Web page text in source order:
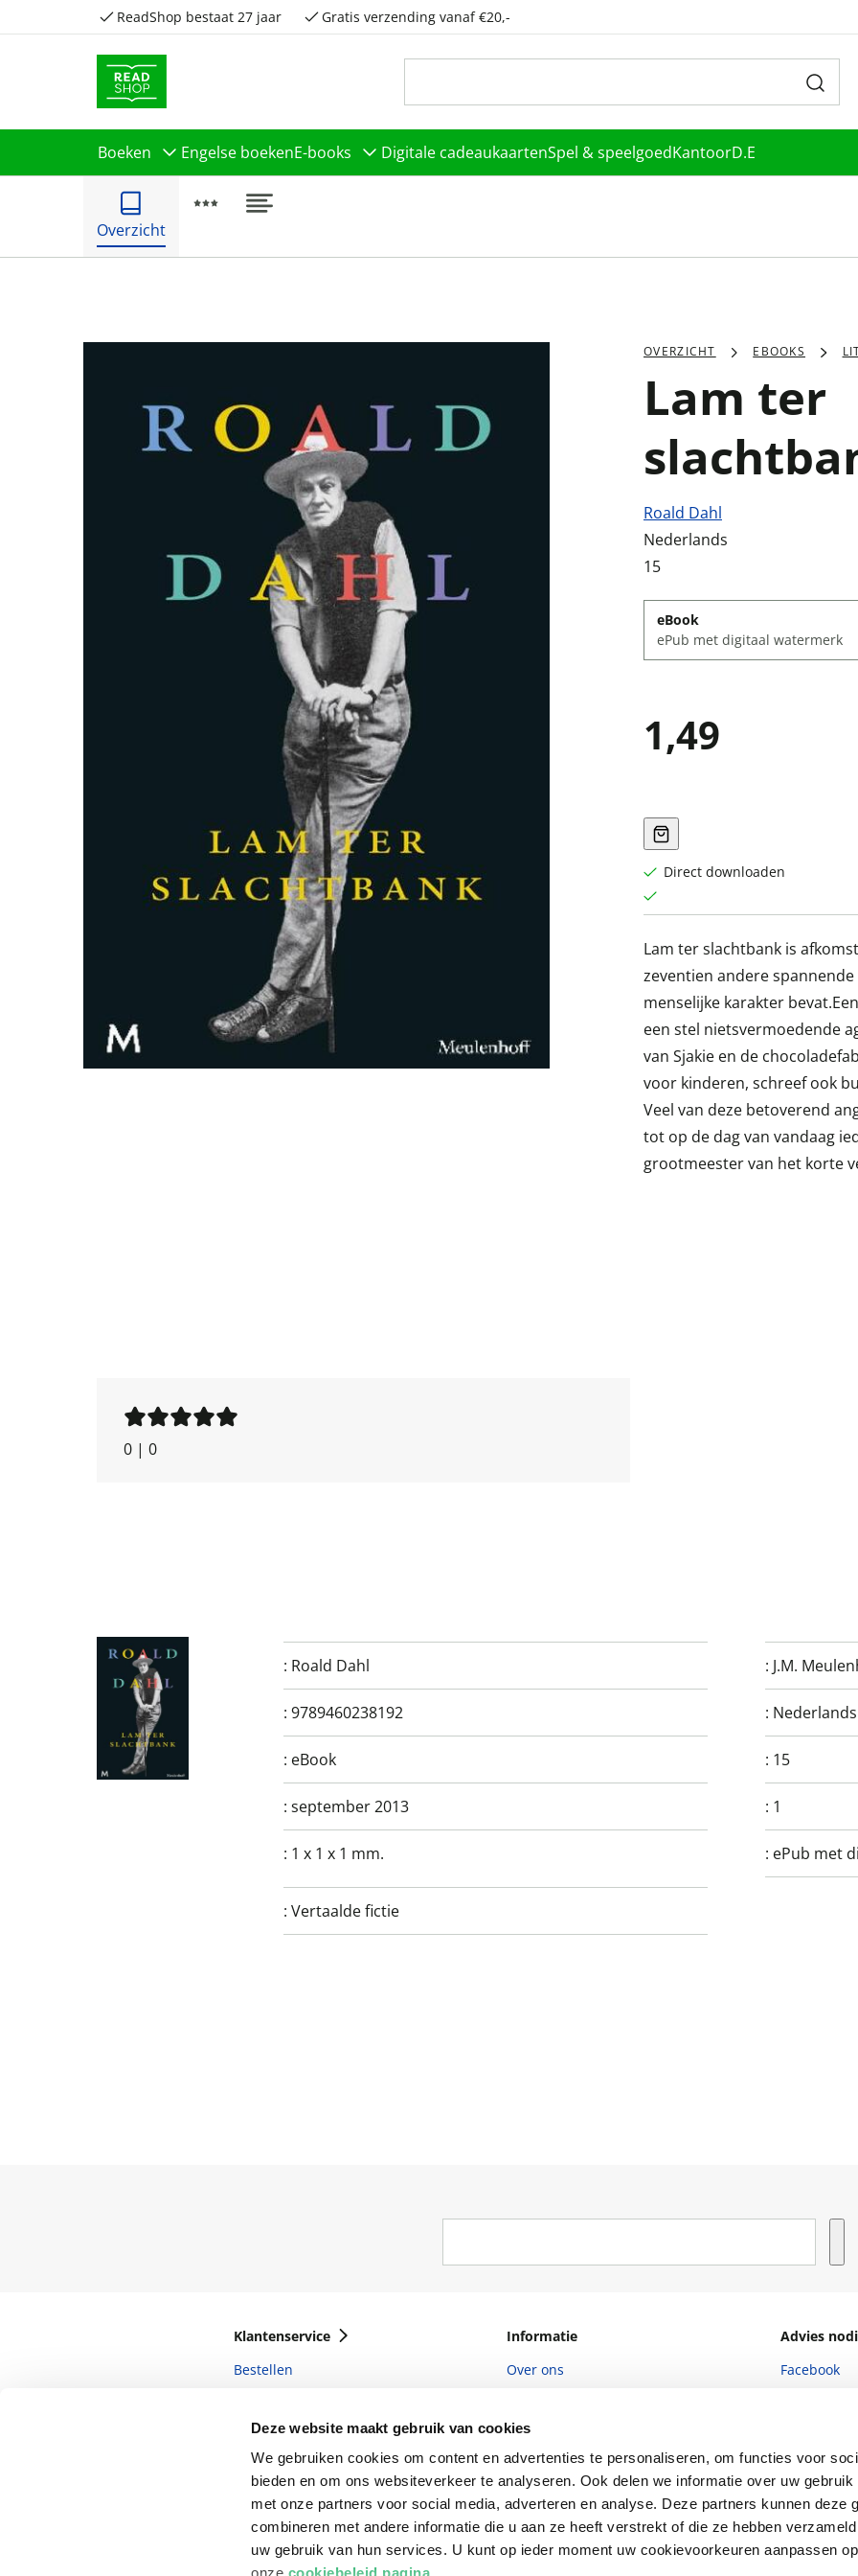
Deze website maakt gebruik van cookies
We gebruiken cookies om content en advertenties te personaliseren, om functies voor
bieden en om ons websiteverkeer te analyseren. Ook delen we informatie over uw
met onze partners voor social media, adverteren en analyse. Deze partners kunnen deze
combineren met andere informatie die u aan ze heeft verstrekt of die ze hebben
uw gebruik van hun services. U kunt op ieder moment uw cookievoorkeuren aanpassen op
ReadShop bestaat 27 jaar Gratis verzending vanaf €20,-
Boeken Engelse boekenE-books Digitale cadeaukaartenSpel & speelgoedKantoorD.E
Overzicht
OVERZICHT EBOOKS
Lam ter
Roald Dahl
Nederlands
15
eBook
ePub met digitaal watermerk
1,49
Direct downloaden
Lam ter slachtbank is
zeventien andere
menselijke karakter
een stel nietsvermoedende
van Sjakie en de
voor kinderen, schreef ook
Veel van deze betoverend
tot op de dag van vandaag
grootmeester van het korte
0 | 0
: Roald Dahl : J.M.
: 9789460238192 : Nederlands
: eBook : 15
: september 2013 : 1
: 1 x 1 x 1 mm. : ePub met
: Vertaalde fictie
Klantenservice
Bestellen
Betalen
Retourneren
Veelgestelde vragen
Informatie
Over ons
Winkels en openingstijden
Ondernemer worden
Vulnerability Disclosure policy
Advies
Facebook